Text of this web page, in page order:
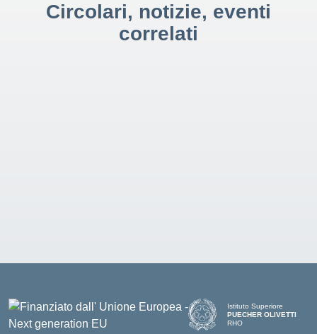
Circolari, notizie, eventi
correlati
Istituto Superiore
PUECHER OLIVETTI
RHO